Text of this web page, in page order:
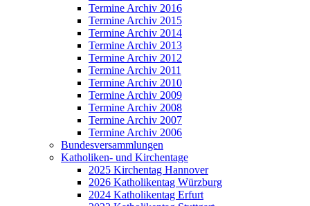
Termine Archiv 2016
Termine Archiv 2015
Termine Archiv 2014
Termine Archiv 2013
Termine Archiv 2012
Termine Archiv 2011
Termine Archiv 2010
Termine Archiv 2009
Termine Archiv 2008
Termine Archiv 2007
Termine Archiv 2006
Bundesversammlungen
Katholiken- und Kirchentage
2025 Kirchentag Hannover
2026 Katholikentag Würzburg
2024 Katholikentag Erfurt